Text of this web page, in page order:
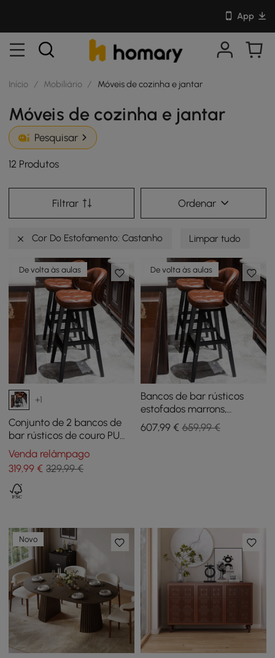
App
Início / Mobiliário / Móveis de cozinha e jantar
Móveis de cozinha e jantar
Pesquisar
12 Produtos
Filtrar Ordenar
Cor Do Estofamento: Castanho Limpar tudo
De volta às aulas
+1
Conjunto de 2 bancos de
bar rústicos de couro PU
com marrom estofado
Venda relâmpago
319,99 € 329,99 €
De volta às aulas
Bancos de bar rústicos
estofados marrons,
conjunto de 4 bancos de
bar rústicos adornados em
607,99€ 659,99 €
Novo